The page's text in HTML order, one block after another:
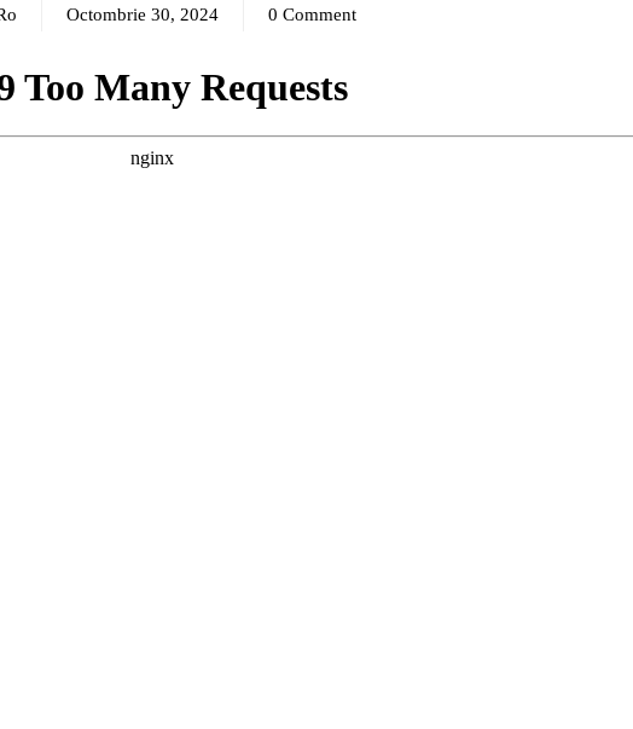
Octombrie 30, 2024 0 Comment